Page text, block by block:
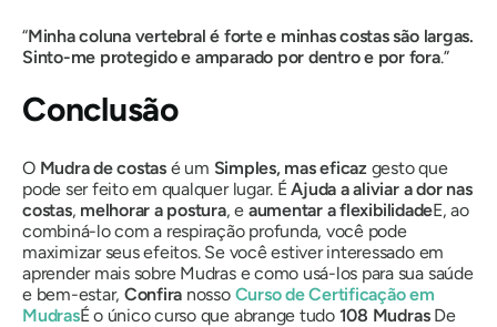
“Minha coluna vertebral é forte e minhas costas são largas.
Sinto-me protegido e amparado por dentro e por fora.”
Conclusão
O Mudrade costasé um Simples, mas eficazgesto que
pode ser feito em qualquer lugar. ÉAjuda a aliviar a dor nas
costas, melhorar a postura, e aumentar a flexibilidadeE, ao
combiná-lo com a respiração profunda, você pode
maximizar seus efeitos. Se você estiver interessado em
aprender mais sobre Mudrase como usá-los para sua saúde
e bem-estar, Confira nosso Curso de Certificaçãoem
MudrasÉ o único curso que abrange tudo 108 MudrasDe